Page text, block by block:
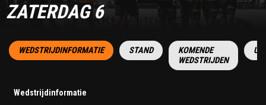
ZATERDAG 6
WEDSTRIJDINFORMATIE STAND
KOMENDE
WEDSTRIJDEN
Wedstrijdinformatie